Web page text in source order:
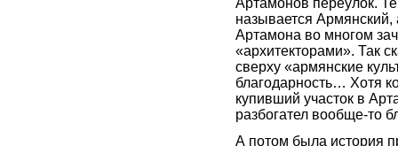
Артамонов переулок.
называется
Артамона во многом
«архитекторами». Так
сверху «армянские
благодарность… Хотя
купивший участок в
разбогател вообще-то
А потом была история